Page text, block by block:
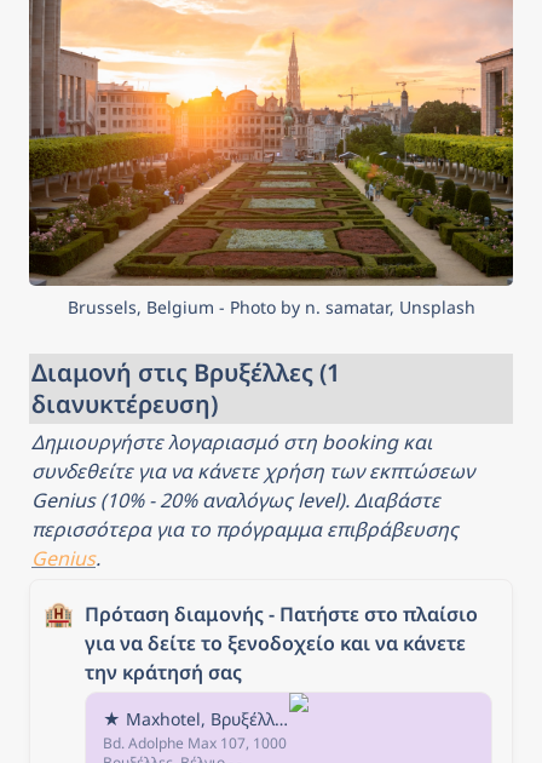
Brussels, Belgium - Photo by n. samatar, Unsplash
Διαμονή στις Βρυξέλλες (1
διανυκτέρευση)
Δημιουργήστε λογαριασμό στη booking και
συνδεθείτε για να κάνετε χρήση των εκπτώσεων
Genius (10% - 20% αναλόγως level). Διαβάστε
περισσότερα για το πρόγραμμα επιβράβευσης
Genius.
🏨 Πρόταση διαμονής - Πατήστε στο πλαίσιο
για να δείτε το ξενοδοχείο και να κάνετε
την κράτησή σας
★ Maxhotel, Βρυξέλλες, Βέλγιο
Bd. Adolphe Max 107, 1000